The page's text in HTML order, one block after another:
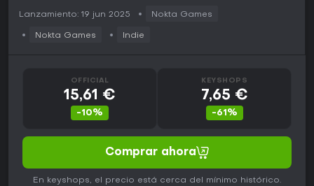
Lanzamiento: 19 jun 2025 Nokta Games
Nokta Games Indie
OFFICIAL
15,61 €
-10%
KEYSHOPS
7,65 €
-61%
Comprar ahora
En keyshops, el precio está cerca del mínimo histórico.